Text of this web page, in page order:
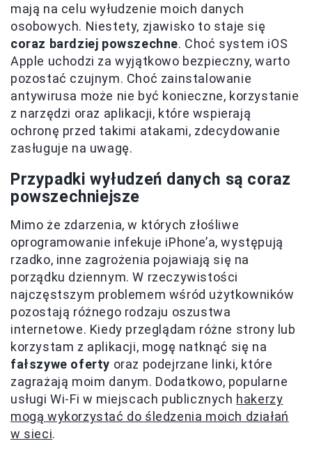
mają na celu wyłudzenie moich danych
osobowych. Niestety, zjawisko to staje się
coraz bardziej powszechne. Choć system iOS
Apple uchodzi za wyjątkowo bezpieczny, warto
pozostać czujnym. Choć zainstalowanie
antywirusa może nie być konieczne, korzystanie
z narzędzi oraz aplikacji, które wspierają
ochronę przed takimi atakami, zdecydowanie
zasługuje na uwagę.
Przypadki wyłudzeń danych są coraz
powszechniejsze
Mimo że zdarzenia, w których złośliwe
oprogramowanie infekuje iPhone’a, występują
rzadko, inne zagrożenia pojawiają się na
porządku dziennym. W rzeczywistości
najczęstszym problemem wśród użytkowników
pozostają różnego rodzaju oszustwa
internetowe. Kiedy przeglądam różne strony lub
korzystam z aplikacji, mogę natknąć się na
fałszywe oferty oraz podejrzane linki, które
zagrażają moim danym. Dodatkowo, popularne
usługi Wi-Fi w miejscach publicznych hakerzy
mogą wykorzystać do śledzenia moich działań
w sieci.